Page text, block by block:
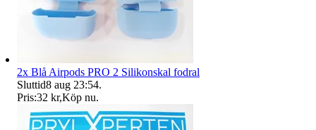
2x Blå Airpods PRO 2 Silikonskal fodral
Sluttid8 aug 23:54.
Pris:32 kr,Köp nu.